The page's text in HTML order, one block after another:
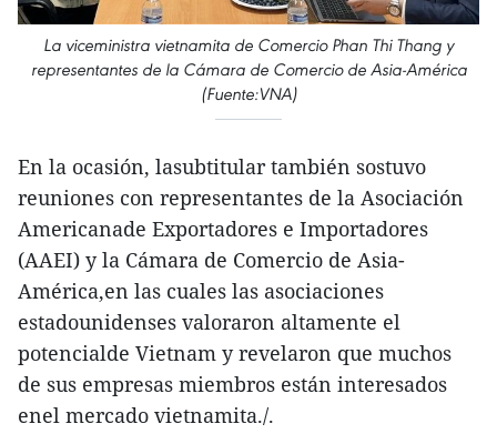
La viceministra vietnamita de Comercio Phan Thi Thang y
representantes de la Cámara de Comercio de Asia-América
(Fuente:VNA)
En la ocasión, lasubtitular también sostuvo
reuniones con representantes de la Asociación
Americanade Exportadores e Importadores
(AAEI) y la Cámara de Comercio de Asia-
América,en las cuales las asociaciones
estadounidenses valoraron altamente el
potencialde Vietnam y revelaron que muchos
de sus empresas miembros están interesados
enel mercado vietnamita./.